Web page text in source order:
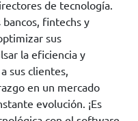
de tecnología.
fintechs y
sus
la eficiencia y
sus clientes,
en un mercado
evolución. ¡Es